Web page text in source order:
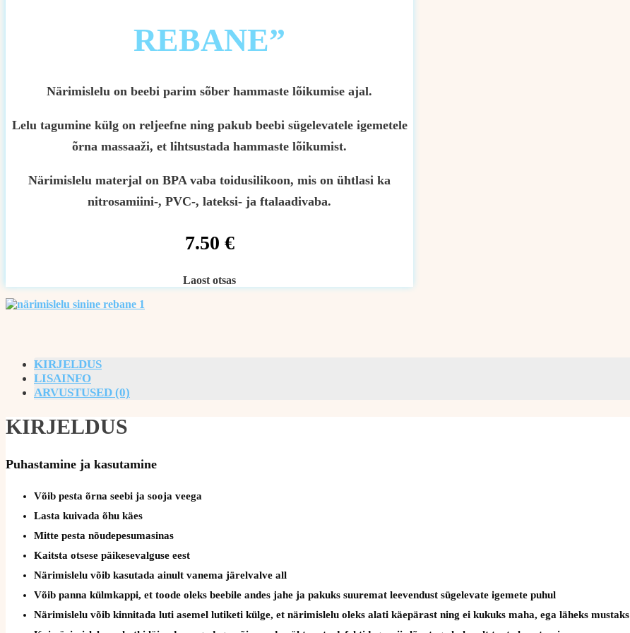
REBANE”
Närimislelu on beebi parim sõber hammaste lõikumise ajal.
Lelu tagumine külg on reljeefne ning pakub beebi sügelevatele igemetele
õrna massaaži, et lihtsustada hammaste lõikumist.
Närimislelu materjal on BPA vaba toidusilikoon, mis on ühtlasi ka
nitrosamiini-, PVC-, lateksi- ja ftalaadivaba.
7.50 €
Laost otsas
KIRJELDUS
LISAINFO
ARVUSTUSED (0)
KIRJELDUS
Puhastamine ja kasutamine
Võib pesta õrna seebi ja sooja veega
Lasta kuivada õhu käes
Mitte pesta nõudepesumasinas
Kaitsta otsese päikesevalguse eest
Närimislelu võib kasutada ainult vanema järelvalve all
Võib panna külmkappi, et toode oleks beebile andes jahe ja pakuks suuremat leevendust sügelevate igemete puhul
Närimislelu võib kinnitada luti asemel lutiketi külge, et närimislelu oleks alati käepärast ning ei kukuks maha, ega läheks mustaks